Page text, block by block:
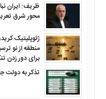
ظریف: ایران
محور شرق
ژئوپلیتیک
منطقه‌ از نو
برای دور زدن
تذکر به دولت